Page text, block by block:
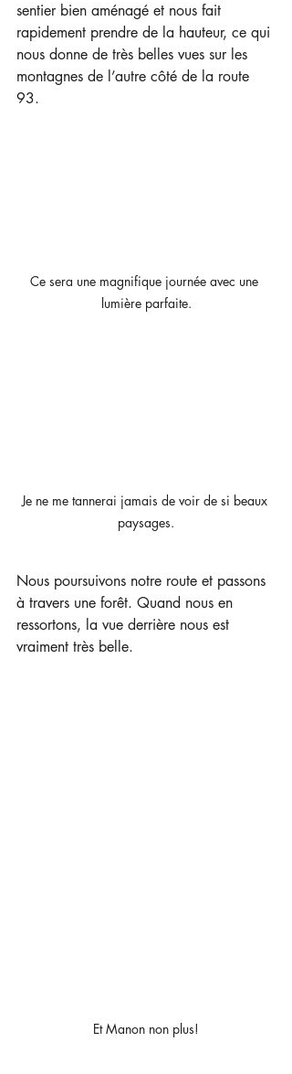
sentier bien aménagé et nous fait
rapidement prendre de la hauteur, ce qui
nous donne de très belles vues sur les
montagnes de l’autre côté de la route
93.
Ce sera une magnifique journée avec une
lumière parfaite.
Je ne me tannerai jamais de voir de si beaux
paysages.
Nous poursuivons notre route et passons
à travers une forêt. Quand nous en
ressortons, la vue derrière nous est
vraiment très belle.
Et Manon non plus!